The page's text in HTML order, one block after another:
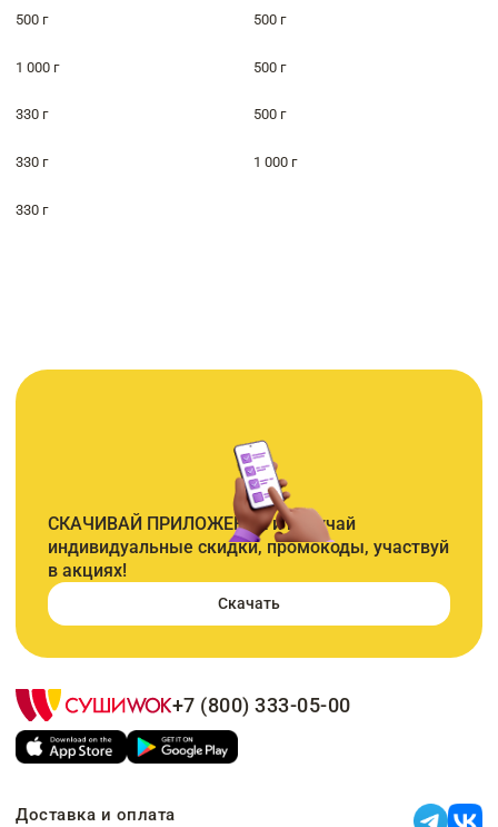
500 г 500 г
1 000 г 500 г
330 г 500 г
330 г 1 000 г
330 г
СКАЧИВАЙ ПРИЛОЖЕНИЕ и получай
индивидуальные скидки, промокоды, участвуй
в акциях!
Скачать
+7 (800) 333-05-00
Доставка и оплата